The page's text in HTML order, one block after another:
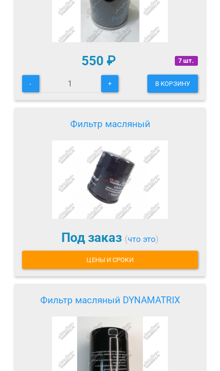
7 шт.
550 ₽
- + В КОРЗИНУ
Фильтр масляный
Под заказ (что это)
ЦЕНЫ И СРОКИ
Фильтр масляный DYNAMATRIX